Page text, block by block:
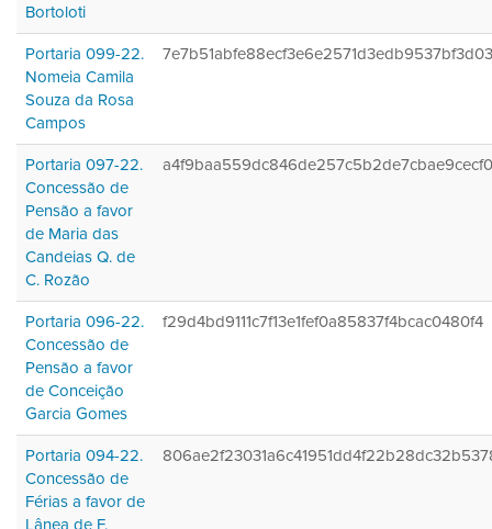
Bortoloti
Portaria 099-22.
Nomeia Camila
Souza da Rosa
Campos
Portaria 097-22.
Concessão de
Pensão a favor
de Maria das
Candeias Q. de
C. Rozão
Portaria 096-22.
Concessão de
Pensão a favor
de Conceição
Garcia Gomes
f29d4bd9111c7f13e1fef0a85837f4bcac0480f4
Portaria 094-22.
Concessão de
Férias a favor de
Lânea de F.